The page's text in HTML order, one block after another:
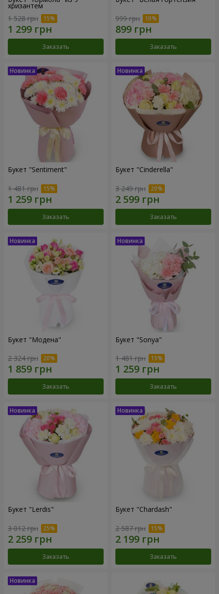
хризантем
1 528 грн
Заказать
999 грн
Заказать
Букет "Sentiment"
1 481 грн
Заказать
Букет "Cinderella"
3 249 грн
Заказать
Букет "Модена"
2 324 грн
Заказать
Букет "Sonya"
1 481 грн
Заказать
Букет "Lerdis"
3 012 грн
Заказать
Букет "Chardash"
2 587 грн
Заказать